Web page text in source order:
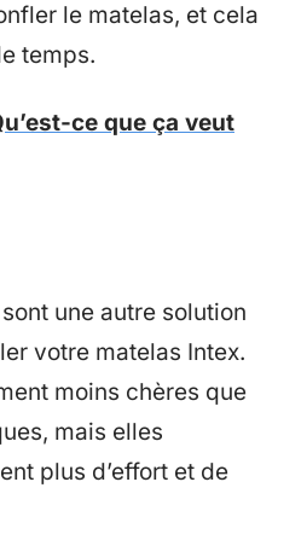
le matelas, et cela
temps.
ce que ça veut
une autre solution
votre matelas Intex.
moins chères que
mais elles
plus d’effort et de